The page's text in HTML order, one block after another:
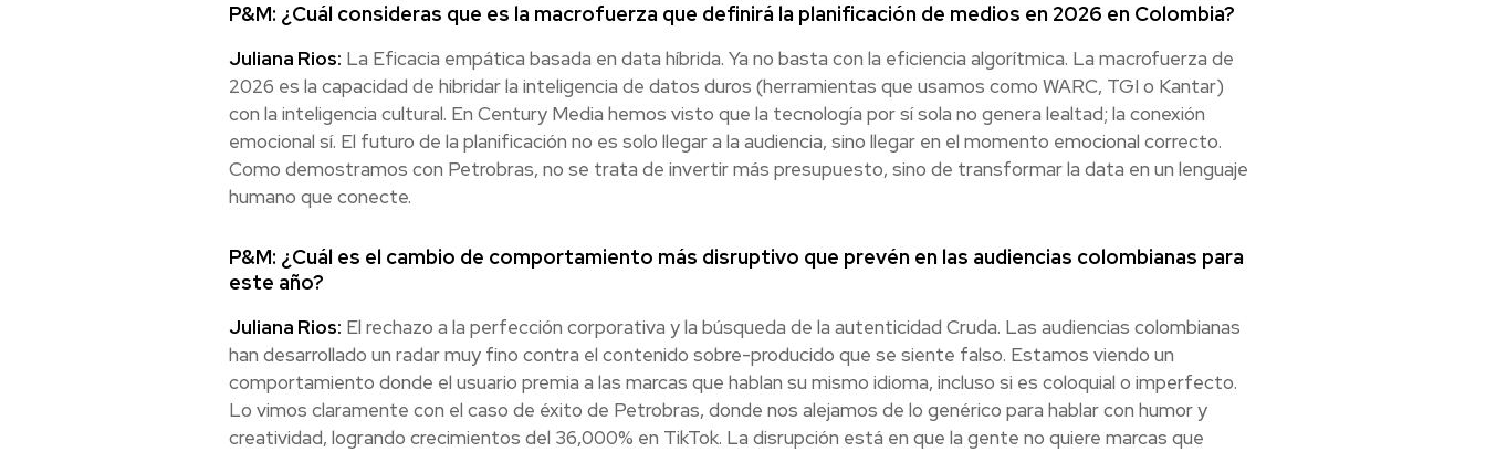
P&M: ¿Cuál consideras que es la macrofuerza que definirá la planificación de medios en 2026 en Colombia?
Juliana Rios: La Eficacia empática basada en data híbrida. Ya no basta con la eficiencia algorítmica. La macrofuerza de
2026 es la capacidad de hibridar la inteligencia de datos duros (herramientas que usamos como WARC, TGI o Kantar)
con la inteligencia cultural. En Century Media hemos visto que la tecnología por sí sola no genera lealtad; la conexión
emocional sí. El futuro de la planificación no es solo llegar a la audiencia, sino llegar en el momento emocional correcto.
Como demostramos con Petrobras, no se trata de invertir más presupuesto, sino de transformar la data en un lenguaje
humano que conecte.
P&M: ¿Cuál es el cambio de comportamiento más disruptivo que prevén en las audiencias colombianas para
este año?
Juliana Rios: El rechazo a la perfección corporativa y la búsqueda de la autenticidad Cruda. Las audiencias colombianas
han desarrollado un radar muy fino contra el contenido sobre-producido que se siente falso. Estamos viendo un
comportamiento donde el usuario premia a las marcas que hablan su mismo idioma, incluso si es coloquial o imperfecto.
Lo vimos claramente con el caso de éxito de Petrobras, donde nos alejamos de lo genérico para hablar con humor y
creatividad, logrando crecimientos del 36,000% en TikTok. La disrupción está en que la gente no quiere marcas que